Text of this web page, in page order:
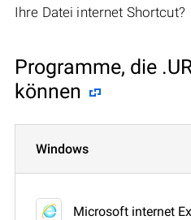
Ihre Datei internet Shortcut?
Programme, die
können
Windows
Microsoft internet